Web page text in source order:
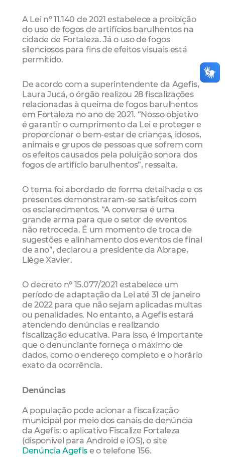
A Lei nº 11.140 de 2021 estabelece a proibição
do uso de fogos de artifícios barulhentos na
cidade de Fortaleza. Já o uso de fogos
silenciosos para fins de efeitos visuais está
permitido.
De acordo com a superintendente da Agefis,
Laura Jucá, o órgão realizou 28 fiscalizações
relacionadas à queima de fogos barulhentos
em Fortaleza no ano de 2021. “Nosso objetivo
é garantir o cumprimento da Lei e proteger e
proporcionar o bem-estar de crianças, idosos,
animais e grupos de pessoas que sofrem com
os efeitos causados pela poluição sonora dos
fogos de artifício barulhentos”, ressalta.
O tema foi abordado de forma detalhada e os
presentes demonstraram-se satisfeitos com
os esclarecimentos. “A conversa é uma
grande arma para que o setor de eventos
não retroceda. É um momento de troca de
sugestões e alinhamento dos eventos de final
de ano”, declarou a presidente da Abrape,
Liége Xavier.
O decreto nº 15.077/2021 estabelece um
período de adaptação da Lei até 31 de janeiro
de 2022 para que não sejam aplicadas multas
ou penalidades. No entanto, a Agefis estará
atendendo denúncias e realizando
fiscalização educativa. Para isso, é importante
que o denunciante forneça o máximo de
dados, como o endereço completo e o horário
exato da ocorrência.
Denúncias
A população pode acionar a fiscalização
municipal por meio dos canais de denúncia
da Agefis: o aplicativo Fiscalize Fortaleza
(disponível para Android e iOS), o site
Denúncia Agefis e o telefone 156.